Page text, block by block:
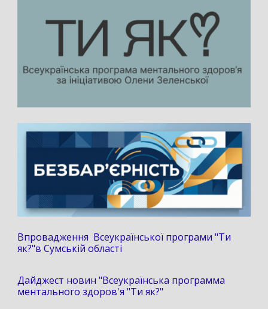
Впровадження Всеукраїнської програми "Ти
як?"в Сумській області
Дайджест новин "Всеукраїнська программа
ментального здоров'я "Ти як?"